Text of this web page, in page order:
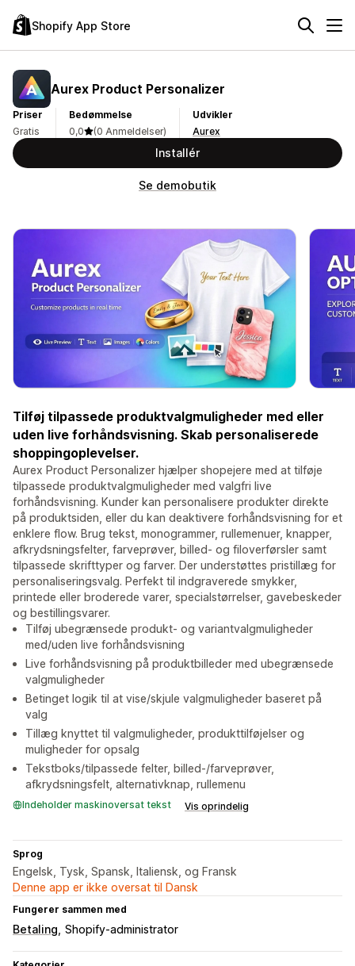
Shopify App Store
Aurex Product Personalizer
Priser
Gratis
Bedømmelse
0,0
(0 Anmeldelser)
Udvikler
Aurex
Installér
Se demobutik
Tilføj tilpassede produktvalgmuligheder med eller
uden live forhåndsvisning. Skab personaliserede
shoppingoplevelser.
Aurex Product Personalizer hjælper shopejere med at tilføje
tilpassede produktvalgmuligheder med valgfri live
forhåndsvisning. Kunder kan personalisere produkter direkte
på produktsiden, eller du kan deaktivere forhåndsvisning for et
enklere flow. Brug tekst, monogrammer, rullemenuer, knapper,
afkrydsningsfelter, farveprøver, billed- og filoverførsler samt
tilpassede skrifttyper og farver. Der understøttes pristillæg for
personaliseringsvalg. Perfekt til indgraverede smykker,
printede eller broderede varer, specialstørrelser, gavebeskeder
og bestillingsvarer.
Tilføj ubegrænsede produkt- og variantvalgmuligheder
med/uden live forhåndsvisning
Live forhåndsvisning på produktbilleder med ubegrænsede
valgmuligheder
Betinget logik til at vise/skjule valgmuligheder baseret på
valg
Tillæg knyttet til valgmuligheder, produkttilføjelser og
muligheder for opsalg
Tekstboks/tilpassede felter, billed-/farveprøver,
afkrydsningsfelt, alternativknap, rullemenu
Indeholder maskinoversat tekst Vis oprindelig
Sprog
Engelsk, Tysk, Spansk, Italiensk, og Fransk
Denne app er ikke oversat til Dansk
Fungerer sammen med
Betaling Shopify-administrator